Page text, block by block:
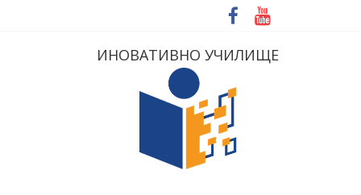
ИНОВАТИВНО УЧИЛИЩЕ